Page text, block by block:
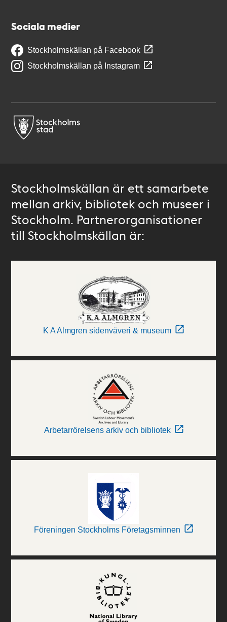
Sociala medier
Stockholmskällan på Facebook
Stockholmskällan på Instagram
Stockholmskällan är ett samarbete
mellan arkiv, bibliotek och museer i
Stockholm. Partnerorganisationer
till Stockholmskällan är:
K A Almgren sidenväveri & museum
Arbetarrörelsens arkiv och bibliotek
Föreningen Stockholms Företagsminnen